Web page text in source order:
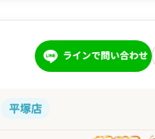
ラインで問い合わせ
平塚店